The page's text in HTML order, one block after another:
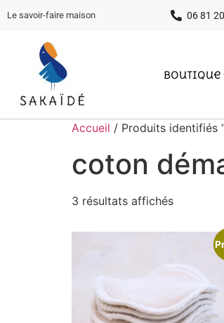
Le savoir-faire maison 06 81
Boutique
Accueil / Produits identifiés
coton
3 résultats affichés